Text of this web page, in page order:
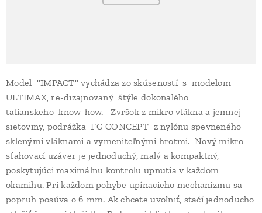
Model "IMPACT" vychádza zo skúseností s modelom
ULTIMAX, re-dizajnovaný štýle dokonalého
talianskeho know-how. Zvršok z mikro vlákna a jemnej
sieťoviny, podrážka FG CONCEPT z nylónu spevneného
sklenými vláknami a vymeniteľnými hrotmi. Nový mikro -
sťahovací uzáver je jednoduchý, malý a kompaktný,
poskytujúci maximálnu kontrolu upnutia v každom
okamihu. Pri každom pohybe upínacieho mechanizmu sa
popruh posúva o 6 mm. Ak chcete uvoľniť, stačí jednoducho